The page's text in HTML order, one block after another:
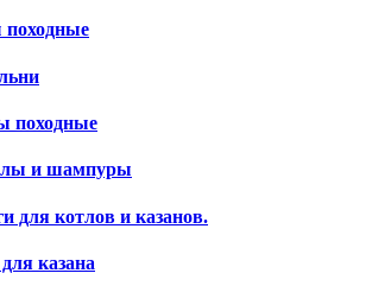
походные
и шампуры
для котлов и казанов.
казана